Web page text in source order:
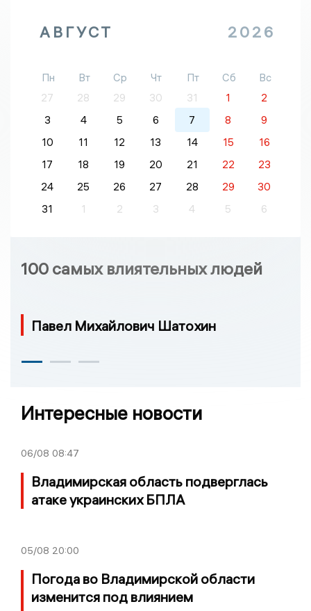
АВГУСТ 2026
Пн Вт Ср Чт Пт Сб
Вс
27
28 29 30 31 1
2
3
4 5 6 7 8
9
10
11 12 13 14 15
16
17
18 19 20 21 22
23
24
25 26 27 28 29
30
31
1 2 3 4 5 6
100 самых влиятельных людей
Павел Михайлович Шатохин
Интересные новости
06/08 08:47
Владимирская область подверглась
атаке украинских БПЛА
05/08 20:00
Погода во Владимирской области
изменится под влиянием